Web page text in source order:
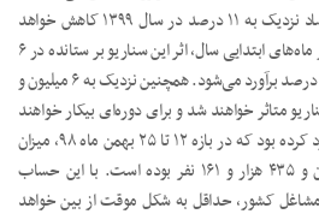
در این سناریو، ستانده کل اقتصاد نزدیک به ۱۱ درصد در سال ۱۳۹۹ کاهش خواهد
یافت. به دلیل اعمال قرنطینه در ماه‌های ابتدایی سال، اثر این سناریو بر ستانده در ۶
ماه اول سال ۹۹ نزدیک به ۳/ ۱۷ درصد برآورد می‌شود. همچنین نزدیک به ۶ میلیون و
سناریو متاثر خواهند شد و برای دوره‌ای بیکار خواهند
بود. مرکز آمار ایران پیش‌تر برآورد کرده بود که در بازه ۱۲ تا ۲۵ بهمن ماه ۹۸، میزان
شاغلان کشور حدود ۲۳ میلیون و ۴۳۵ هزار و ۱۶۱ نفر بوده است. با این حساب
۲۷ درصد از مشاغل کشور، حداقل به شکل موقت از بین خواهد